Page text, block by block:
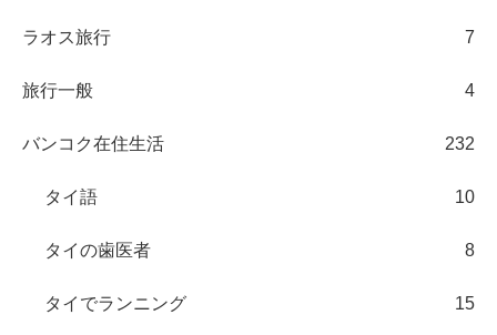
ラオス旅行 7
旅行一般 4
バンコク在住生活 232
タイ語 10
タイの歯医者 8
タイでランニング 15